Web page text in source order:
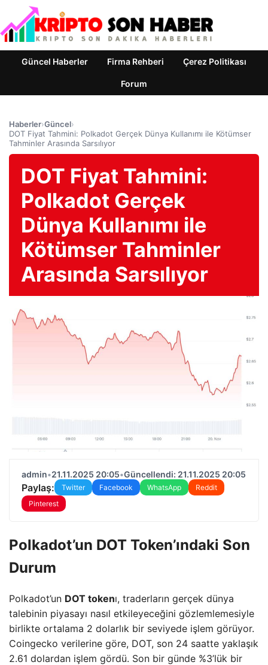
Güncel Haberler Firma Rehberi Çerez Politikası
Forum
Haberler›Güncel›
DOT Fiyat Tahmini: Polkadot Gerçek Dünya Kullanımı ile Kötümser
Tahminler Arasında Sarsılıyor
DOT Fiyat Tahmini:
Polkadot Gerçek
Dünya Kullanımı ile
Kötümser Tahminler
Arasında Sarsılıyor
admin•21.11.2025 20:05•Güncellendi: 21.11.2025 20:05
Paylaş: Twitter Facebook WhatsApp
Reddit
Pinterest
Polkadot’un DOT Token’ındaki Son
Durum
Polkadot’un DOT tokenı, traderların gerçek dünya
talebinin piyasayı nasıl etkileyeceğini gözlemlemesiyle
birlikte ortalama 2 dolarlık bir seviyede işlem görüyor.
Coingecko verilerine göre, DOT, son 24 saatte yaklaşık
2.61 dolardan işlem gördü. Son bir günde %3’lük bir